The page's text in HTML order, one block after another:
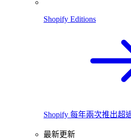
Shopify Editions
Shopify 每年兩次推出超
最新更新